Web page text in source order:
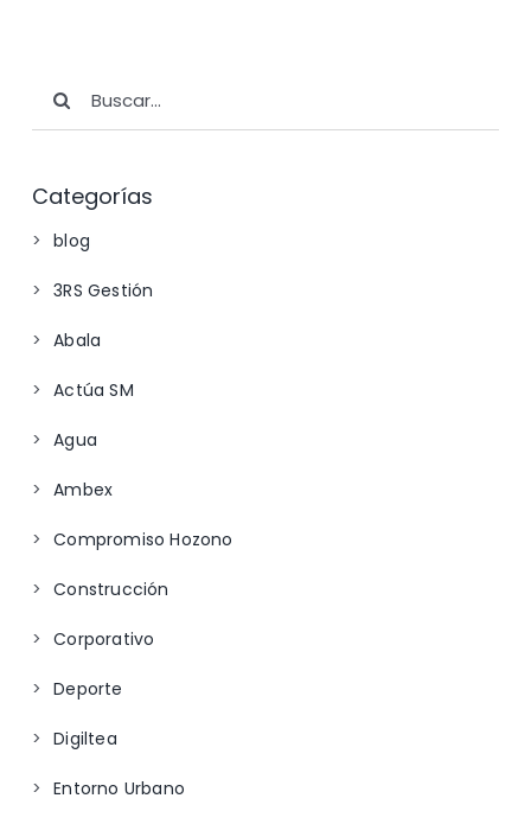
Categorías
blog
3RS Gestión
Abala
Actúa SM
Agua
Ambex
Compromiso Hozono
Construcción
Corporativo
Deporte
Digiltea
Entorno Urbano